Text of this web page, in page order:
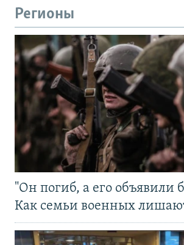
Регионы
"Он погиб, а его объявили
Как семьи военных